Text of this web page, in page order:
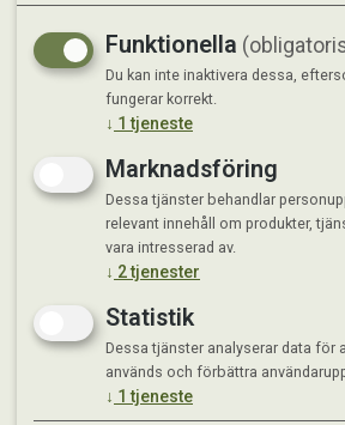
Funktionella
Du kan inte inaktivera dessa,
fungerar korrekt.
↓ 1 tjeneste
Marknadsföring
Dessa tjänster behandlar
relevant innehåll om produkter,
vara intresserad av.
↓ 2tjenester
Statistik
Dessa tjänster analyserar data för
används och förbättra
↓ 1 tjeneste